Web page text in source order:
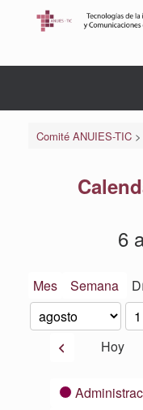
Comité ANUIES-TIC>
6
Mes Semana
Mes
Día
Año
AnteriorHoy
Categorías